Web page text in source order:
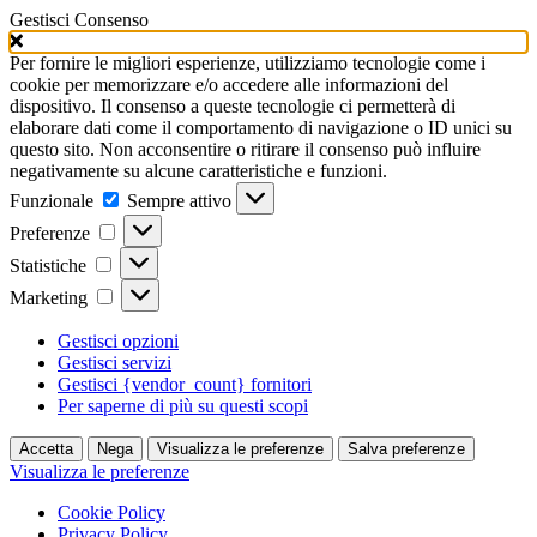
Gestisci Consenso
Per fornire le migliori esperienze, utilizziamo tecnologie come i
cookie per memorizzare e/o accedere alle informazioni del
dispositivo. Il consenso a queste tecnologie ci permetterà di
elaborare dati come il comportamento di navigazione o ID unici su
questo sito. Non acconsentire o ritirare il consenso può influire
negativamente su alcune caratteristiche e funzioni.
Funzionale
Funzionale
Sempre attivo
Preferenze
Preferenze
Statistiche Statistiche
Marketing Marketing
Gestisci opzioni
Gestisci servizi
Gestisci {vendor_count} fornitori
Per saperne di più su questi scopi
Accetta Nega Visualizza le preferenze Salva preferenze
Visualizza le preferenze
Cookie Policy